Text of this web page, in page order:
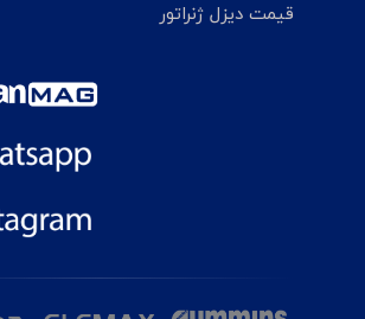
قیمت دیزل ژنراتور